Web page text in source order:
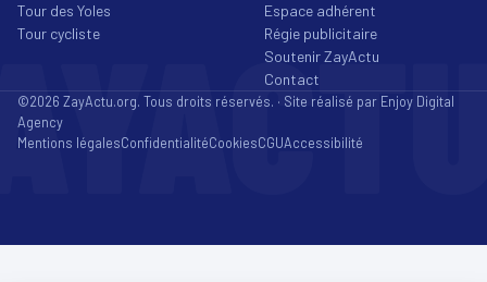
Tour des Yoles
Tour cycliste
Espace adhérent
Régie publicitaire
Soutenir ZayActu
Contact
©2026 ZayActu.org. Tous droits réservés. · Site réalisé par Enjoy Digital
Agency
Mentions légalesConfidentialitéCookiesCGUAccessibilité